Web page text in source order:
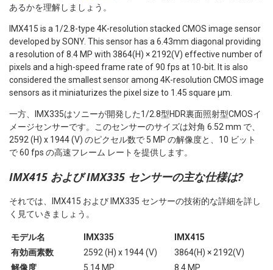
あるかを理解しましょう。
IMX415 is a 1/2.8-type 4K-resolution stacked CMOS image sensor
developed by SONY. This sensor has a 6.43mm diagonal providing
a resolution of 8.4 MP with 3864(H) × 2192(V) effective number of
pixels and a high-speed frame rate of 90 fps at 10-bit. It is also
considered the smallest sensor among 4K-resolution CMOS image
sensors as it miniaturizes the pixel size to 1.45 square μm.
一方、IMX335はソニーが開発した1/2.8型HDR裏面照射型CMOSイ
メージセンサーです。このセンサーのサイズは対角 6.52 mm で、
2592 (H) x 1944 (V) のピクセル数で 5 MP の解像度と、10 ビット
で 60 fps の高速フレーム レートを提供します。
IMX415 および IMX335 センサーの主な仕様は?
それでは、IMX415 および IMX335 センサーの技術的な詳細を詳し
く見ていきましょう。
モデル名 IMX335
IMX415
有効画素数
2592 (H) x 1944 (V)
3864(H) × 2192(V)
解像度
5.14 MP 8.4 MP